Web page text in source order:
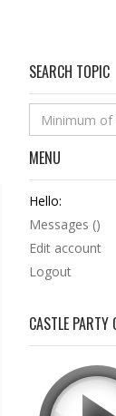
SEARCH TOPIC
MENU
Hello:
Messages ()
Edit account
Logout
CASTLE PARTY